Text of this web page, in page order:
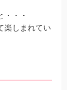
・・・
楽しまれてい